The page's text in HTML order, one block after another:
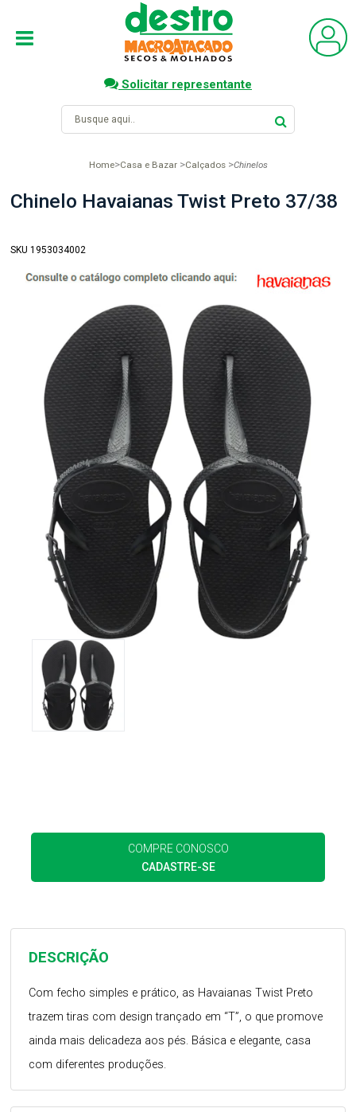
Solicitar representante
Home Casa e Bazar Calçados Chinelos
Chinelo Havaianas Twist Preto 37/38
SKU 1953034002
COMPRE CONOSCO
CADASTRE-SE
DESCRIÇÃO
Com fecho simples e prático, as Havaianas Twist Preto
trazem tiras com design trançado em “T”, o que promove
ainda mais delicadeza aos pés. Básica e elegante, casa
com diferentes produções.